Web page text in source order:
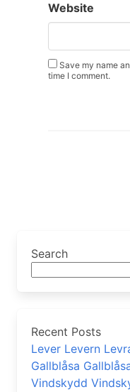
Website
Save my name
time I comment.
Search
Recent Posts
Lever Levern
Gallblåsa
Vindskydd